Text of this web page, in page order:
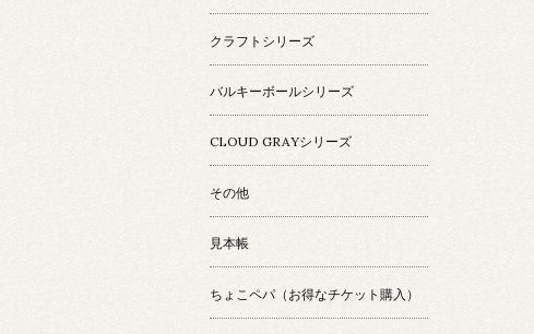
クラフトシリーズ
バルキーボールシリーズ
CLOUD GRAYシリーズ
その他
見本帳
ちょこペパ（お得なチケット購入）